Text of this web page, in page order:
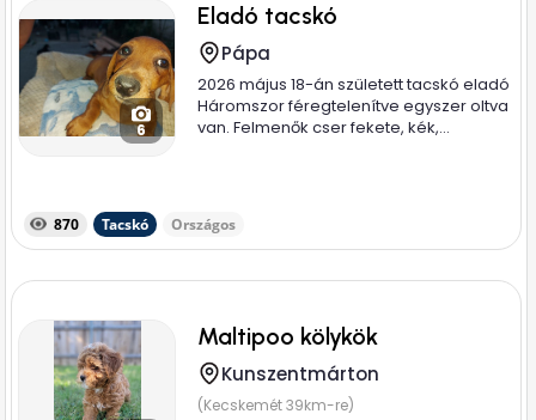
6
Eladó tacskó
Pápa
2026 május 18-án született tacskó eladó
Háromszor féregtelenítve egyszer oltva
van. Felmenők cser fekete, kék,...
870 Tacskó Országos
Maltipoo kölykök
Kunszentmárton
(Kecskemét 39km-re)